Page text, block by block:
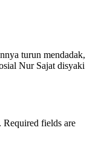
turun mendadak,
Nur Sajat disyaki
Required fields are